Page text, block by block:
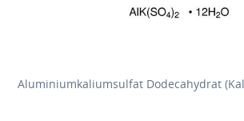
Aluminiumkaliumsulfat Dodecahydrat